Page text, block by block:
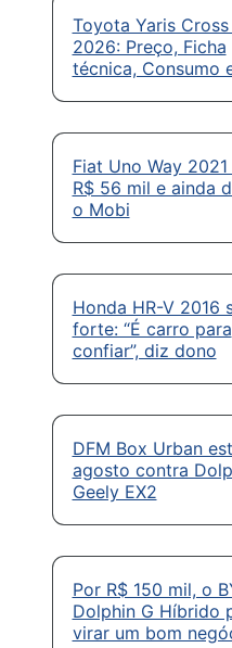
Toyota Yaris Cross
2026: Preço, Ficha
técnica, Consumo
Fiat Uno Way
R$ 56 mil e ainda
o Mobi
Honda HR-V 2016
forte: “É carro para
confiar”, diz dono
DFM Box Urban
agosto contra
Geely EX2
Por R$ 150 mil, o
Dolphin G Híbrido
virar um bom